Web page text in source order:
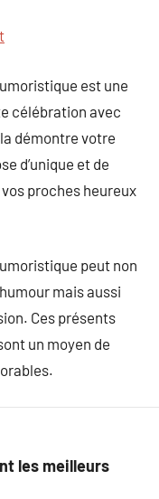
est une
célébration avec
démontre votre
d’unique et de
proches heureux
peut non
mais aussi
Ces présents
un moyen de
les meilleurs